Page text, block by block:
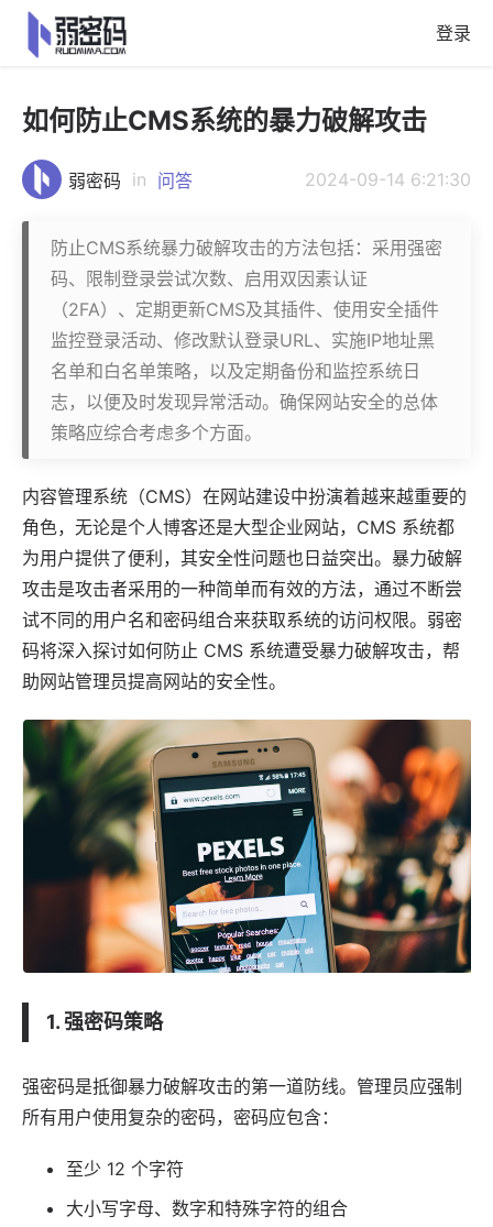
登录
如何防止CMS系统的暴力破解攻击
弱密码 in 问答 2024-09-14 6:21:30
防止CMS系统暴力破解攻击的方法包括：采用强密
码、限制登录尝试次数、启用双因素认证
（2FA）、定期更新CMS及其插件、使用安全插件
监控登录活动、修改默认登录URL、实施IP地址黑
名单和白名单策略，以及定期备份和监控系统日
志，以便及时发现异常活动。确保网站安全的总体
策略应综合考虑多个方面。
内容管理系统 （CMS）在网站建设中扮演着越来越重要的
角色，无论是个人博客还是大型企业网站， CMS 系统都
为用户提供了便利，其安全性问题也日益突出。暴力破解
攻击是攻击者采用的一种简单而有效的方法，通过不断尝
试不同的用户名和密码组合来获取系统的访问权限。 弱密
码将深入探讨如何防止 CMS 系统遭受暴力破解攻击，帮
助网站管理员提高网站的安全性。
1. 强密码策略
强密码是抵御暴力破解攻击的第一道防线。管理员应强制
所有用户使用复杂的密码，密码应包含：
至少 12 个字符
大小写字母、数字和特殊字符的组合